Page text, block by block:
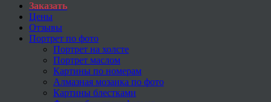
Заказать
Цены
Отзывы
Портрет по фото
Портрет на холсте
Портрет маслом
Картины по номерам
Алмазная мозаика по фото
Картины блестками